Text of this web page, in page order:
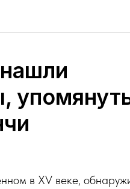
в XV веке,